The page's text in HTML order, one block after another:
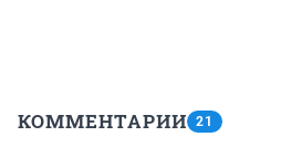
КОММЕНТАРИИ 21